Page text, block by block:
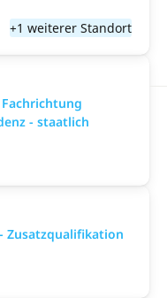
+1 weiterer Standort
- staatlich
Zusatzqualifikation